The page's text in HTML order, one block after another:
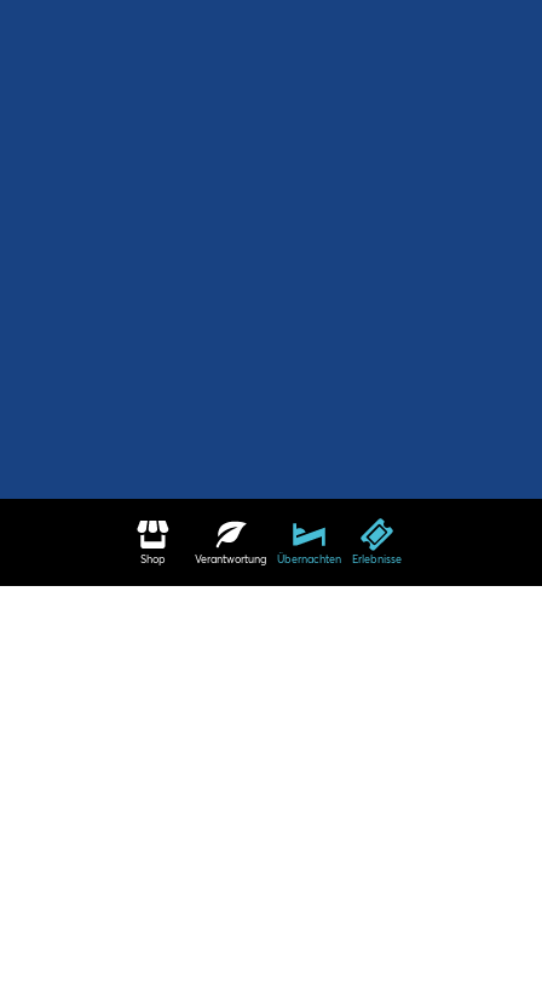
Shop Verantwortung Übernachten Erlebnisse